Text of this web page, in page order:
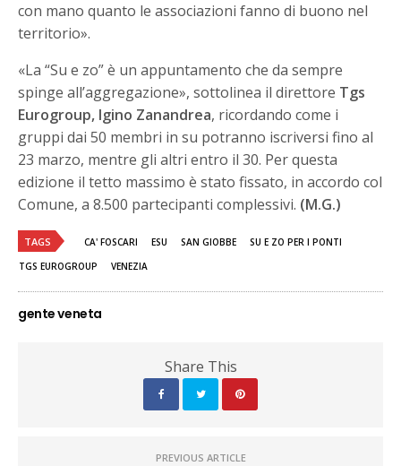
con mano quanto le associazioni fanno di buono nel
territorio».
«La “Su e zo” è un appuntamento che da sempre
spinge all’aggregazione», sottolinea il direttore Tgs
Eurogroup, Igino Zanandrea, ricordando come i
gruppi dai 50 membri in su potranno iscriversi fino al
23 marzo, mentre gli altri entro il 30. Per questa
edizione il tetto massimo è stato fissato, in accordo col
Comune, a 8.500 partecipanti complessivi. (M.G.)
TAGS CA' FOSCARI ESU SAN GIOBBE
SU E ZO PER I PONTI
TGS EUROGROUP
VENEZIA
gente veneta
Share This
PREVIOUS ARTICLE